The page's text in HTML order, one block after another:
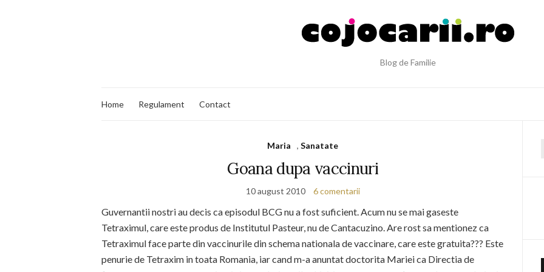
Blog de Familie
Home Regulament Contact
Maria ,Sanatate
Goana dupa vaccinuri
10 august 2010 6 comentarii
Guvernantii nostri au decis ca episodul BCG nu a fost suficient. Acum nu se mai gaseste
Tetraximul, care este produs de Institutul Pasteur, nu de Cantacuzino. Are rost sa mentionez ca
Tetraximul face parte din vaccinurile din schema nationala de vaccinare, care este gratuita??? Este
penurie de Tetraxim in toata Romania, iar cand m-a anuntat doctorita Mariei ca Directia de